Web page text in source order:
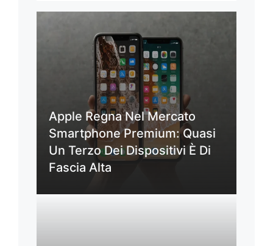
Apple Regna Nel Mercato
Smartphone Premium: Quasi
Un Terzo Dei Dispositivi È Di
Fascia Alta